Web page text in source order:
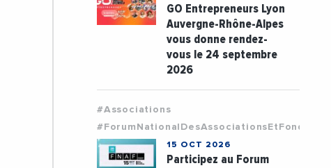
GO Entrepreneurs Lyon
Auvergne-Rhône-Alpes
vous donne rendez-
vous le 24 septembre
2026
#Associations
15 OCT 2026
Participez au Forum